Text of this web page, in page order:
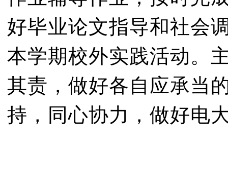
好毕业论文指导和社会
本学期校外实践活动。
其责，做好各自应承当
持，同心协力，做好电